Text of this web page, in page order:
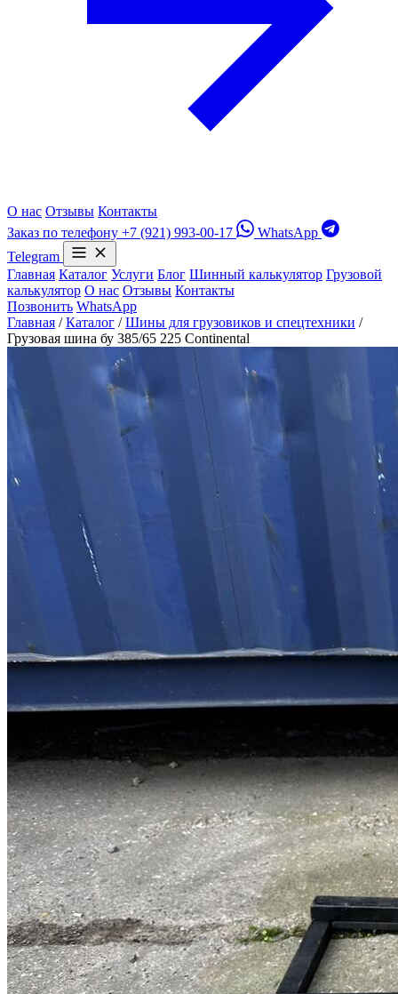
О нас Отзывы Контакты
Заказ по телефону +7 (921) 993-00-17
WhatsApp
Telegram
Главная Каталог Услуги Блог Шинный калькулятор Грузовой
калькулятор О нас Отзывы Контакты
Позвонить WhatsApp
Главная / Каталог / Шины для грузовиков и спецтехники /
Грузовая шина бу 385/65 225 Continental